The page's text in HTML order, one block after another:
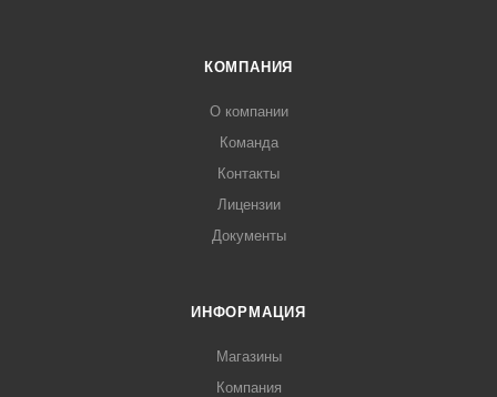
КОМПАНИЯ
О компании
Команда
Контакты
Лицензии
Документы
ИНФОРМАЦИЯ
Магазины
Компания